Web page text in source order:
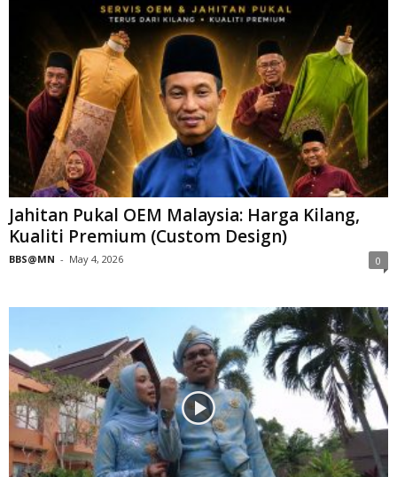
Jahitan Pukal OEM Malaysia: Harga Kilang,
Kualiti Premium (Custom Design)
BBS@MN - May 4, 2026 0